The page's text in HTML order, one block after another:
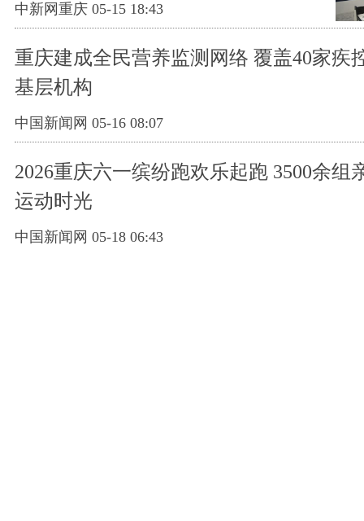
中新网重庆 05-15 18:43
重庆建成全民营养监测网络 覆盖40家疾
基层机构
中国新闻网 05-16 08:07
2026重庆六一缤纷跑欢乐起跑 3500余组
运动时光
中国新闻网 05-18 06:43